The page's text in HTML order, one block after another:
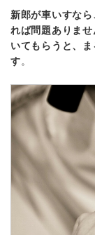
新郎が車いすな
れば問題ありま
いてもらうと、
す。